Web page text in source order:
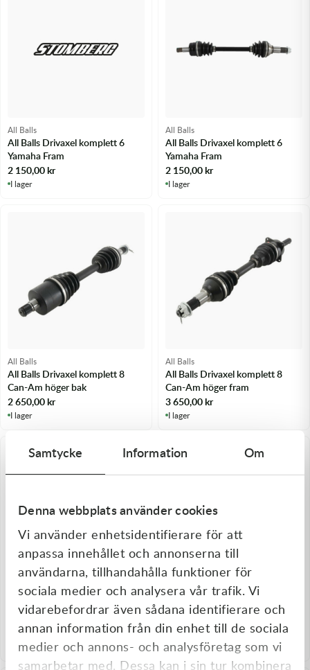
Samtycke Information Om
Denna webbplats använder cookies
Vi använder enhetsidentifierare för att
anpassa innehållet och annonserna till
användarna, tillhandahålla funktioner för
sociala medier och analysera vår trafik. Vi
vidarebefordrar även sådana identifierare och
annan information från din enhet till de sociala
medier och annons- och analysföretag som vi
samarbetar med. Dessa kan i sin tur kombinera
All Balls
All Balls Drivaxel komplett 6
Yamaha Fram
2 150,00kr
I lager
All Balls
All Balls Drivaxel komplett 6
Yamaha Fram
2 150,00kr
I lager
All Balls
All Balls Drivaxel komplett 8
Can-Am höger bak
2 650,00kr
I lager
All Balls
All Balls Drivaxel komplett 8
Can-Am höger fram
3 650,00kr
I lager
All Balls
All Balls Drivaxel komplett 8
2 650,00kr
I lager
All Balls
All Balls Drivaxel komplett 8
3 650,00kr
I lager